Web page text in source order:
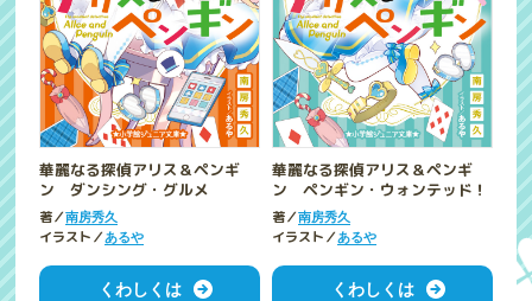
華麗なる探偵アリス＆ペンギ
ン ダンシング・グルメ
著／南房秀久
イラスト／あるや
くわしくは
華麗なる探偵アリス＆ペンギ
ン ペンギン・ウォンテッド！
著／南房秀久
イラスト／あるや
くわしくは